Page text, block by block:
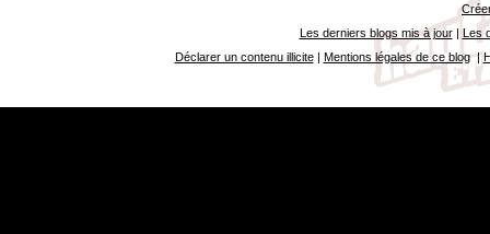
Les derniers blogs mis à jour| Les
Déclarer un contenu illicite| Mentions légales de ce blog|